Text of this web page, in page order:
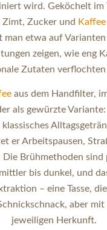
wird. Geköchelt
Zucker und Kaffee
man etwa auf
zeigen, wie eng
Zutaten verflochten
aus dem Handfilter,
als gewürzte Variante:
er Arbeitspausen,
Die Brühmethoden sind
bis dunkel, und
– eine Tasse,
aber
jeweiligen Herkunft.